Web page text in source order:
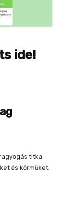
ide!
titka
és körmüket.